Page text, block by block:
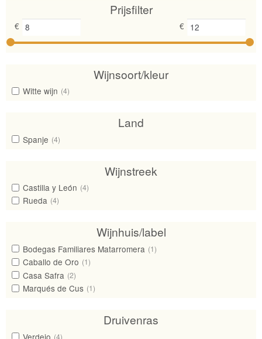
Prijsfilter
€ €
Wijnsoort/kleur
Witte wijn (4)
Land
Spanje (4)
Wijnstreek
Castilla y León (4)
Rueda (4)
Wijnhuis/label
Bodegas Familiares Matarromera (1)
Caballo de Oro (1)
Casa Safra (2)
Marqués de Cus (1)
Druivenras
Verdejo (4)